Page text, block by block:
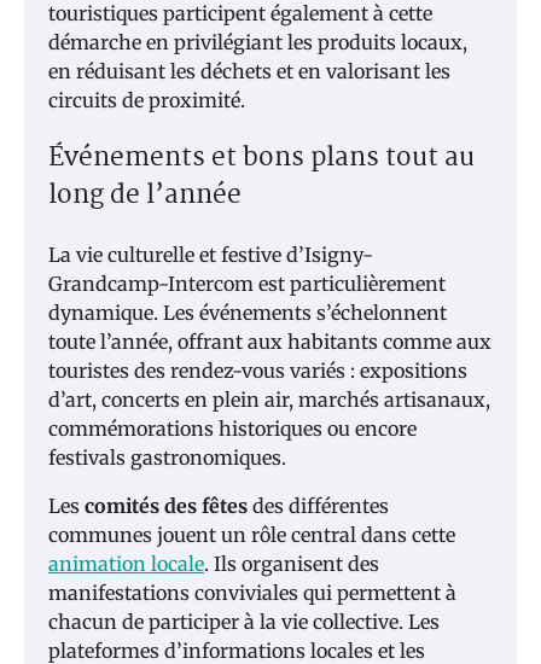
touristiques participent également à cette
démarche en privilégiant les produits locaux,
en réduisant les déchets et en valorisant les
circuits de proximité.
Événements et bons plans tout au
long de l’année
La vie culturelle et festive d’Isigny-
Grandcamp-Intercom est particulièrement
dynamique. Les événements s’échelonnent
toute l’année, offrant aux habitants comme aux
touristes des rendez-vous variés : expositions
d’art, concerts en plein air, marchés artisanaux,
commémorations historiques ou encore
festivals gastronomiques.
Les comités des fêtes des différentes
communes jouent un rôle central dans cette
animation locale. Ils organisent des
manifestations conviviales qui permettent à
chacun de participer à la vie collective. Les
plateformes d’informations locales et les